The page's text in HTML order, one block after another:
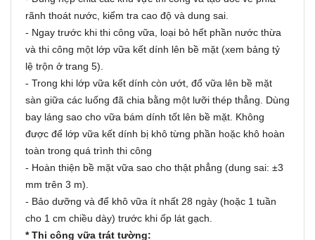
rãnh thoát nước, kiểm tra cao độ và dung sai.
- Ngay trước khi thi công vữa, loại bỏ hết phần nước thừa
và thi công một lớp vữa kết dính lên bề mặt (xem bảng tỷ
lệ trộn ở trang 5).
- Trong khi lớp vữa kết dính còn ướt, đổ vữa lên bề mặt
sàn giữa các luống đã chia bằng một lưỡi thép thẳng. Dùng
bay láng sao cho vữa bám dính tốt lên bề mặt. Không
được để lớp vữa kết dính bị khô từng phần hoặc khô hoàn
toàn trong quá trình thi công
- Hoàn thiện bề mặt vữa sao cho thật phẳng (dung sai: ±3
mm trên 3 m).
- Bảo dưỡng và để khô vữa ít nhất 28 ngày (hoặc 1 tuần
cho 1 cm chiều dày) trước khi ốp lát gạch.
* Thi công vữa trát tường: